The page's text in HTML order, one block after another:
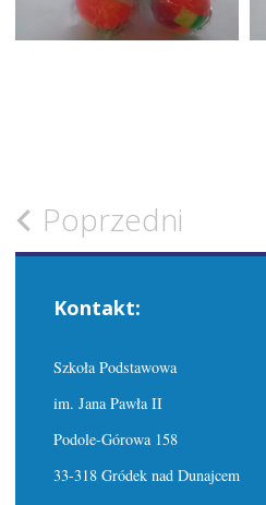
Zobacz
wpisy
Poprzedni
Kontakt:
Szkoła Podstawowa
im. Jana Pawła II
Podole-Górowa 158
33-318 Gródek nad Dunajcem